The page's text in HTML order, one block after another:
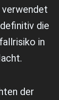
die
in
der